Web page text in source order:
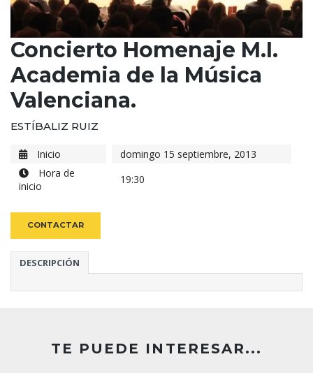
Concierto Homenaje M.I.
Academia de la Música
Valenciana.
ESTÍBALIZ RUIZ
Inicio
domingo 15 septiembre, 2013
Hora de
inicio
19:30
CONTACTAR
DESCRIPCIÓN
TE PUEDE INTERESAR...